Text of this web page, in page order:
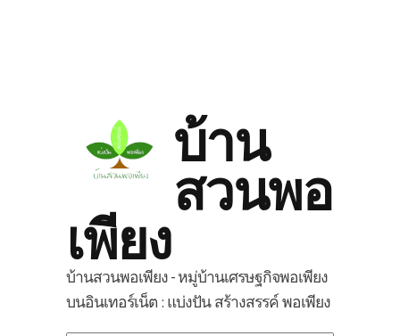
บ้าน
สวนพอ
เพียง
บ้านสวนพอเพียง - หมู่บ้านเศรษฐกิจพอเพียง
บนอินเทอร์เน็ต : แบ่งปัน สร้างสรรค์ พอเพียง